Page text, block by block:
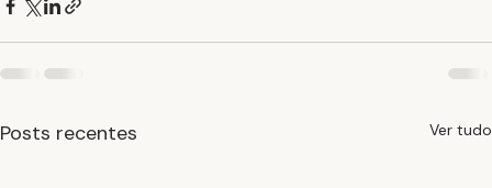
Posts recentes Ver tudo